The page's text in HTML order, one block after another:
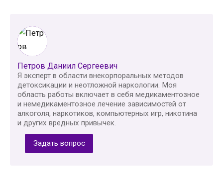
Петров Даниил Сергеевич
Я эксперт в области внекорпоральных методов
детоксикации и неотложной наркологии. Моя
область работы включает в себя медикаментозное
и немедикаментозное лечение зависимостей от
алкоголя, наркотиков, компьютерных игр, никотина
и других вредных привычек.
Задать вопрос